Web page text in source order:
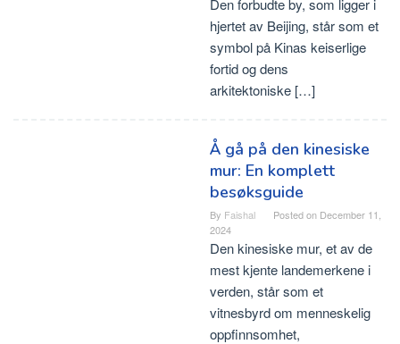
Den forbudte by, som ligger i
hjertet av Beijing, står som et
symbol på Kinas keiserlige
fortid og dens
arkitektoniske […]
Å gå på den kinesiske
mur: En komplett
besøksguide
By Faishal Posted on December 11,
2024
Den kinesiske mur, et av de
mest kjente landemerkene i
verden, står som et
vitnesbyrd om menneskelig
oppfinnsomhet,